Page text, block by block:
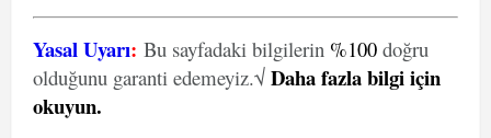
Yasal Uyarı: Bu sayfadaki bilgilerin %100 doğru
olduğunu garanti edemeyiz.√ Daha fazla bilgi için
okuyun.